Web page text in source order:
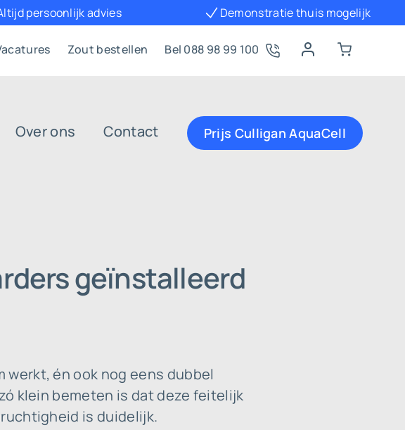
persoonlijk advies Demonstratie thuis mogelijk
Zout bestellen Bel 088 98 99 100
Over ons Contact Prijs Culligan AquaCell
geïnstalleerd
én ook nog eens dubbel
klein bemeten is dat deze feitelijk
is duidelijk.